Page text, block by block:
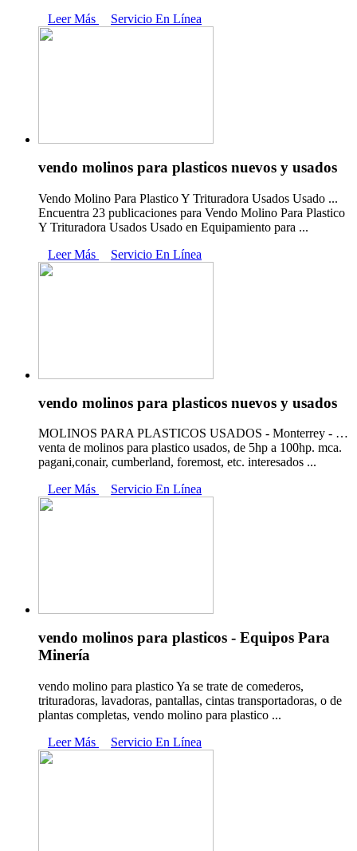
Leer Más
Servicio En Línea
vendo molinos para plasticos nuevos y usados
Vendo Molino Para Plastico Y Trituradora Usados Usado ...
Encuentra 23 publicaciones para Vendo Molino Para Plastico
Y Trituradora Usados Usado en Equipamiento para ...
Leer Más
Servicio En Línea
vendo molinos para plasticos nuevos y usados
MOLINOS PARA PLASTICOS USADOS - Monterrey - …
venta de molinos para plastico usados, de 5hp a 100hp. mca.
pagani,conair, cumberland, foremost, etc. interesados ...
Leer Más
Servicio En Línea
vendo molinos para plasticos - Equipos Para
Minería
vendo molino para plastico Ya se trate de comederos,
trituradoras, lavadoras, pantallas, cintas transportadoras, o de
plantas completas, vendo molino para plastico ...
Leer Más
Servicio En Línea